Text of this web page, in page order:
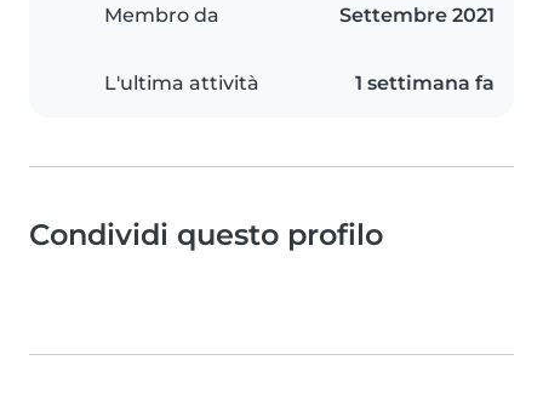
Membro da Settembre 2021
L'ultima attività 1 settimana fa
Condividi questo profilo